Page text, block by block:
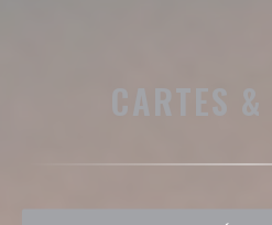
CARTES